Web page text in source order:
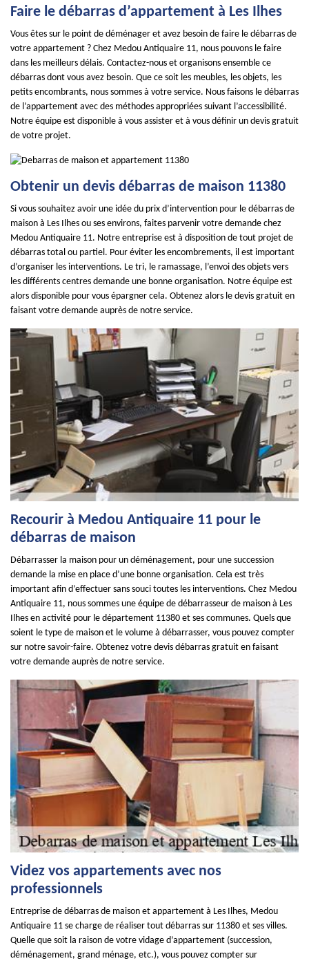
Faire le débarras d’appartement à Les Ilhes
Vous êtes sur le point de déménager et avez besoin de faire le débarras de
votre appartement ? Chez Medou Antiquaire 11, nous pouvons le faire
dans les meilleurs délais. Contactez-nous et organisons ensemble ce
débarras dont vous avez besoin. Que ce soit les meubles, les objets, les
petits encombrants, nous sommes à votre service. Nous faisons le débarras
de l’appartement avec des méthodes appropriées suivant l’accessibilité.
Notre équipe est disponible à vous assister et à vous définir un devis gratuit
de votre projet.
Obtenir un devis débarras de maison 11380
Si vous souhaitez avoir une idée du prix d’intervention pour le débarras de
maison à Les Ilhes ou ses environs, faites parvenir votre demande chez
Medou Antiquaire 11. Notre entreprise est à disposition de tout projet de
débarras total ou partiel. Pour éviter les encombrements, il est important
d’organiser les interventions. Le tri, le ramassage, l’envoi des objets vers
les différents centres demande une bonne organisation. Notre équipe est
alors disponible pour vous épargner cela. Obtenez alors le devis gratuit en
faisant votre demande auprès de notre service.
Recourir à Medou Antiquaire 11 pour le
débarras de maison
Débarrasser la maison pour un déménagement, pour une succession
demande la mise en place d’une bonne organisation. Cela est très
important afin d’effectuer sans souci toutes les interventions. Chez Medou
Antiquaire 11, nous sommes une équipe de débarrasseur de maison à Les
Ilhes en activité pour le département 11380 et ses communes. Quels que
soient le type de maison et le volume à débarrasser, vous pouvez compter
sur notre savoir-faire. Obtenez votre devis débarras gratuit en faisant
votre demande auprès de notre service.
Videz vos appartements avec nos
professionnels
Entreprise de débarras de maison et appartement à Les Ilhes, Medou
Antiquaire 11 se charge de réaliser tout débarras sur 11380 et ses villes.
Quelle que soit la raison de votre vidage d’appartement (succession,
déménagement, grand ménage, etc.), vous pouvez compter sur